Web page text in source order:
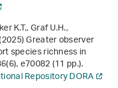
K.T., Graf U.H.,
Greater observer
species richness in
(6), e70082 (11 pp.).
Repository DORA